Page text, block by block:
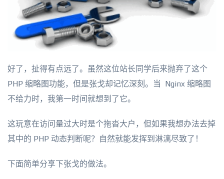
好了，扯得有点远了。虽然这位站长同学后来抛弃了这个
PHP 缩略图功能，但是张戈却记忆深刻。当 Nginx 缩略图
不给力时，我第一时间就想到了它。
这玩意在访问量过大时是个拖沓大户，但如果我想办法去掉
其中的 PHP 动态判断呢？自然就能发挥到淋漓尽致了！
下面简单分享下张戈的做法。